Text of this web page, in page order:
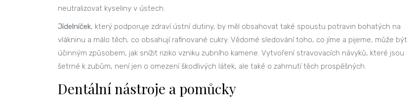
neutralizovat kyseliny v ústech.
Jídelníček, který podporuje zdraví ústní dutiny, by měl obsahovat také spoustu potravin bohatých na
vlákninu a málo těch, co obsahují rafinované cukry. Vědomé sledování toho, co jíme a pijeme, může být
účinným způsobem, jak snížit riziko vzniku zubního kamene. Vytvoření stravovacích návyků, které jsou
šetrné k zubům, není jen o omezení škodlivých látek, ale také o zahrnutí těch prospěšných.
Dentální nástroje a pomůcky